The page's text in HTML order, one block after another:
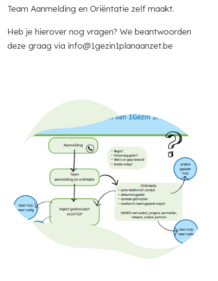
Team Aanmelding en Oriëntatie zelf maakt.
Heb je hierover nog vragen? We beantwoorden
deze graag via info@1gezin1planaanzet.be